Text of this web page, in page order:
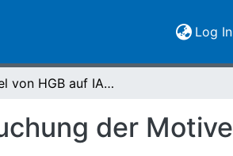
Log In
Wechsel von HGB auf IAS oder US-GAAP : Untersuchung der Motive und der organisatorischen Umsetzung
der Motive